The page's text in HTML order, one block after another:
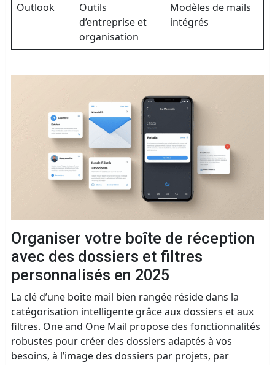
Outlook
Outils
d’entreprise et
organisation
Modèles de mails
intégrés
Organiser votre boîte de réception
avec des dossiers et filtres
personnalisés en 2025
La clé d’une boîte mail bien rangée réside dans la
catégorisation intelligente grâce aux dossiers et aux
filtres. One and One Mail propose des fonctionnalités
robustes pour créer des dossiers adaptés à vos
besoins, à l’image des dossiers par projets, par